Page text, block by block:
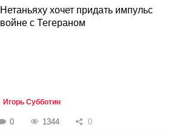
Нетаньяху хочет придать импульс
войне с Тегераном
Игорь Субботин
0 1344 0